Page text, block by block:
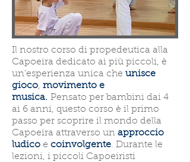
Il nostro corso di propedeutica alla
Capoeira dedicato ai più piccoli, è
un’esperienza unica che unisce
gioco, movimento e
musica. Pensato per bambini dai 4
ai 6 anni, questo corso è il primo
passo per scoprire il mondo della
Capoeira attraverso un approccio
ludico e coinvolgente. Durante le
lezioni, i piccoli Capoeiristi